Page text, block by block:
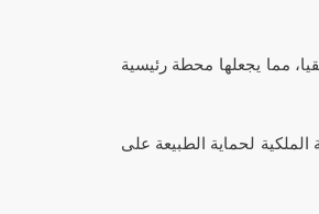
مما يجعلها محطة رئيسية
الملكية لحماية الطبيعة على